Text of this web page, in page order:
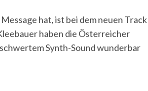
hat, ist bei dem neuen Track
haben die Österreicher
Synth-Sound wunderbar